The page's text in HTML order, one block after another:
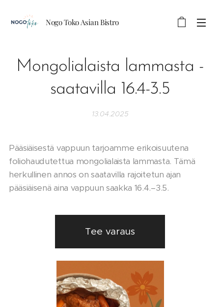
Nogo Toko Asian Bistro
Mongolialaista lammasta -
saatavilla 16.4-3.5
13.04.2025
Pääsiäisestä vappuun tarjoamme erikoisuutena
foliohaudutettua mongolialaista lammasta. Tämä
herkullinen annos on saatavilla rajoitetun ajan
pääsiäisenä aina vappuun saakka 16.4.–3.5.
Tee varaus